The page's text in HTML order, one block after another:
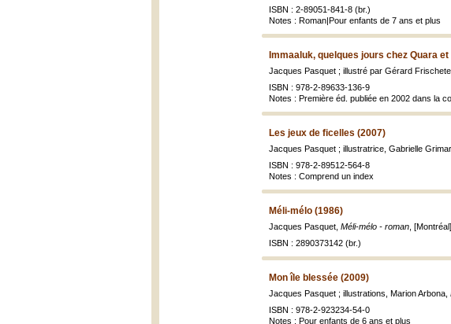
ISBN : 2-89051-841-8 (br.)
Notes : Roman|Pour enfants de 7 ans et plus
Immaaluk, quelques jours chez Quara
Jacques Pasquet ; illustré par Gérard
ISBN : 978-2-89633-136-9
Notes : Première éd. publiée en 2002 dans la
Les jeux de ficelles (2007)
Jacques Pasquet ; illustratrice, Gabrielle
ISBN : 978-2-89512-564-8
Notes : Comprend un index
Méli-mélo (1986)
Jacques Pasquet, Méli-mélo - roman ,
ISBN : 2890373142 (br.)
Mon île blessée (2009)
Jacques Pasquet ; illustrations, Marion Arbona,
ISBN : 978-2-923234-54-0
Notes : Pour enfants de 6 ans et plus